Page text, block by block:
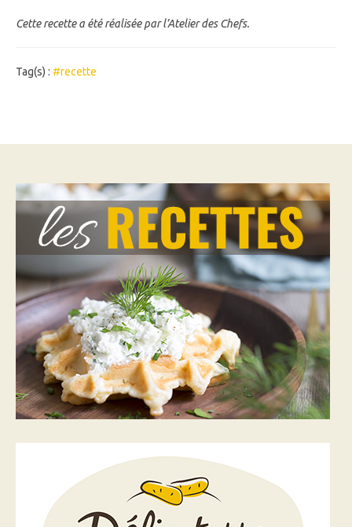
Cette recette a été réalisée par l’Atelier des Chefs.
Tag(s) : #recette